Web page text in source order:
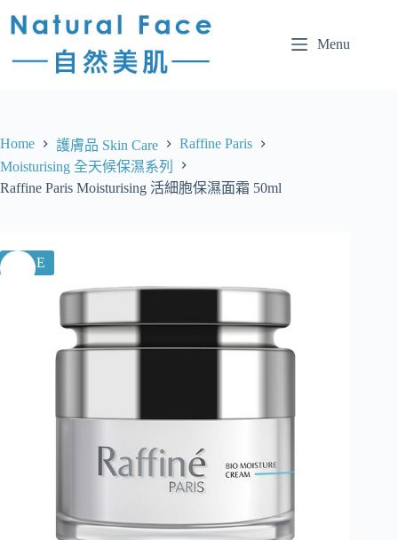
Menu
Home 護膚品 Skin Care
Raffine Paris
Moisturising 全天候保濕系列
Raffine Paris Moisturising 活細胞保濕面霜 50ml
SALE